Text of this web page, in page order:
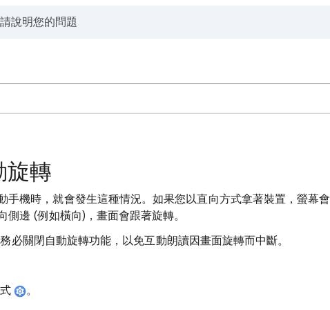
旋轉
手機時，就會發生這種情況。如果您以直向方式拿著裝置，螢幕會
邊 (例如橫向)，畫面會跟著旋轉。
必關閉自動旋轉功能，以免互動朗讀因畫面旋轉而中斷。
式
。